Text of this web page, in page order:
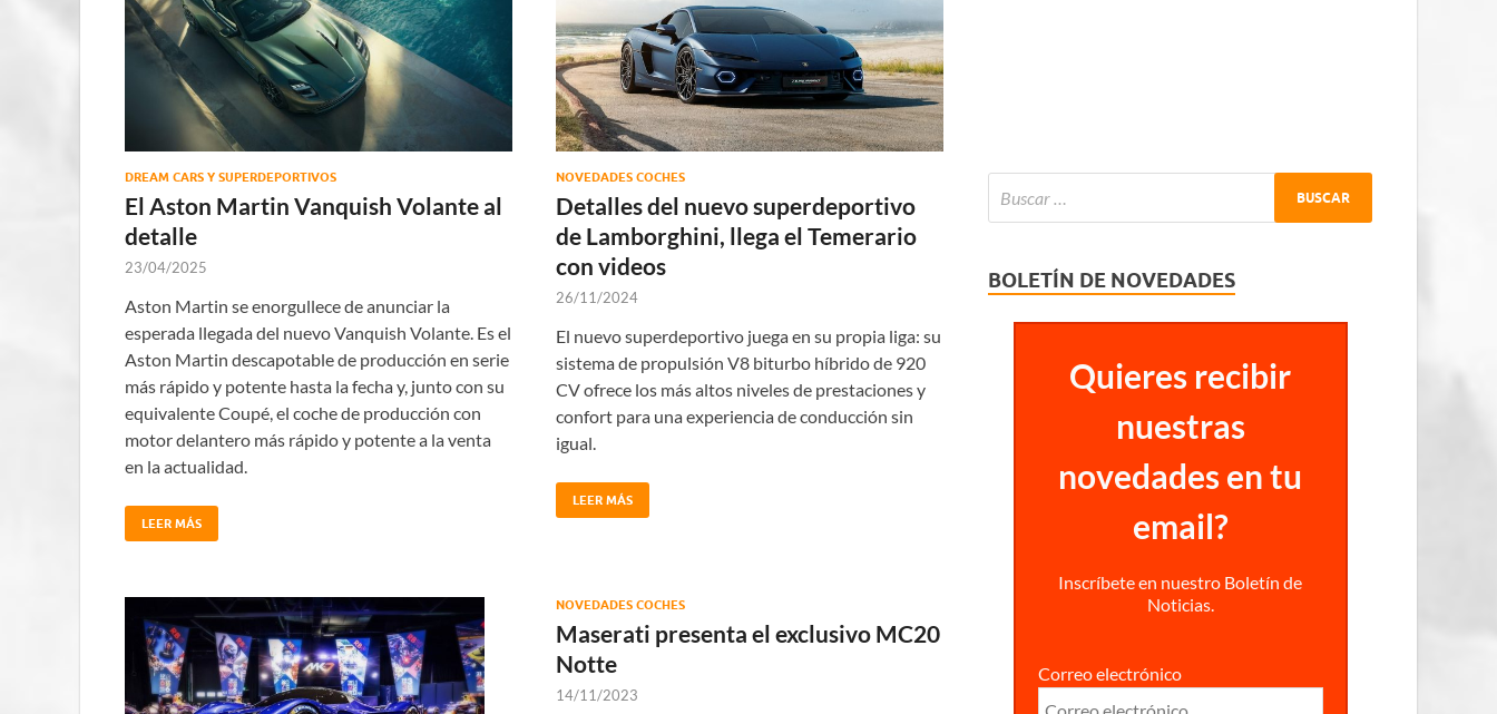
DREAM CARS Y SUPERDEPORTIVOS
El Aston Martin Vanquish Volante al
detalle
23/04/2025
Aston Martin se enorgullece de anunciar la
esperada llegada del nuevo Vanquish Volante. Es el
Aston Martin descapotable de producción en serie
más rápido y potente hasta la fecha y, junto con su
equivalente Coupé, el coche de producción con
motor delantero más rápido y potente a la venta
en la actualidad.
LEER MÁS
NOVEDADES COCHES
Detalles del nuevo superdeportivo
de Lamborghini, llega el Temerario
con videos
26/11/2024
El nuevo superdeportivo juega en su propia liga: su
sistema de propulsión V8 biturbo híbrido de 920
CV ofrece los más altos niveles de prestaciones y
confort para una experiencia de conducción sin
igual.
LEER MÁS
NOVEDADES COCHES
Maserati presenta el exclusivo MC20
Notte
14/11/2023
BOLETÍN DE NOVEDADES
Quieres recibir
nuestras
novedades en tu
email?
Inscríbete en nuestro Boletín de
Noticias.
Correo electrónico